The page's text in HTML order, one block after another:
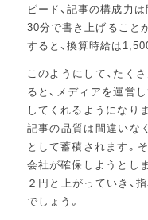
ピード、記事の構成力
30分で書き上げること
すると、換算時給は
このようにして、たく
ると、メディアを運営
してくれるようになり
記事の品質は間違いな
として蓄積されます。
会社が確保しようとし
２円と上がっていき、
でしょう。